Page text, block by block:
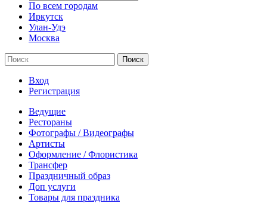
По всем городам
Иркутск
Улан-Удэ
Москва
Вход
Регистрация
Ведущие
Рестораны
Фотографы / Видеографы
Артисты
Оформление / Флористика
Трансфер
Праздничный образ
Доп услуги
Товары для праздника